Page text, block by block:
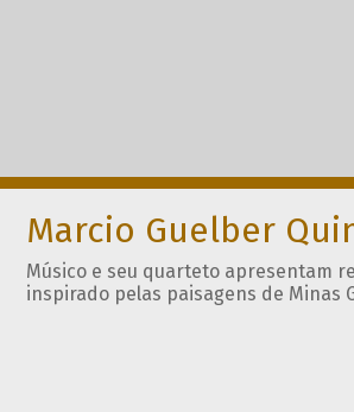
Marcio Guelber
Músico e seu quarteto apresentam
inspirado pelas paisagens de Minas